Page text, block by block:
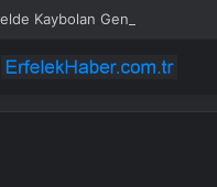
Kaybolan Genç Bulundu